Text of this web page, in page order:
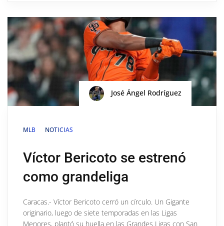
José Ángel Rodríguez
MLB NOTICIAS
Víctor Bericoto se estrenó
como grandeliga
Caracas.- Víctor Bericoto cerró un círculo. Un Gigante
originario, luego de siete temporadas en las Ligas
Menores, plantó su huella en las Grandes Ligas con San